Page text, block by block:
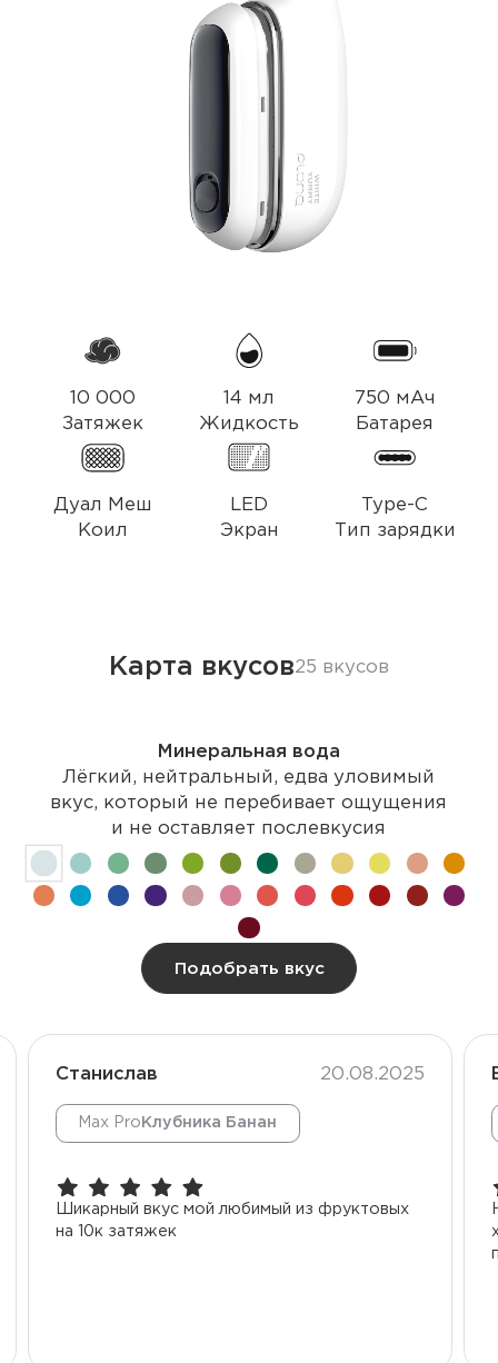
10 000
Затяжек
14 мл
Жидкость
750 мАч
Батарея
Дуал Меш
Коил
LED
Экран
Type-C
Тип зарядки
Карта вкусов25 вкусов
Минеральная вода
Лёгкий, нейтральный, едва уловимый
вкус, который не перебивает ощущения
и не оставляет послевкусия
Подобрать вкус
Станислав 20.08.2025
Max Pro Клубника Банан
Шикарный вкус мой любимый из фруктовых
на 10к затяжек